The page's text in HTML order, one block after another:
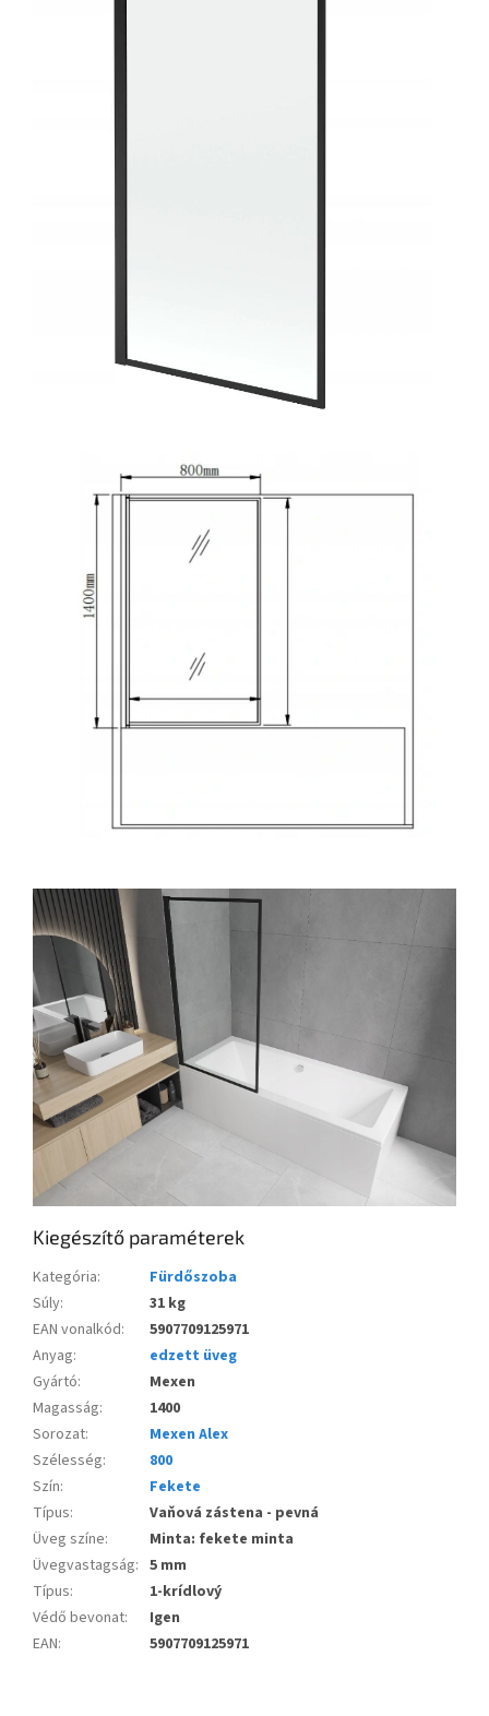
Kiegészítő paraméterek
Kategória:
Fürdőszoba
Súly:
31 kg
EAN vonalkód:
5907709125971
Anyag:
edzett üveg
Gyártó:
Mexen
Magasság:
1400
Sorozat:
Mexen Alex
Szélesség:
800
Szín:
Fekete
Típus:
Vaňová zástena - pevná
Üveg színe:
Minta: fekete minta
Üvegvastagság: 5 mm
Típus:
1-krídlový
Védő bevonat:
Igen
EAN: 5907709125971